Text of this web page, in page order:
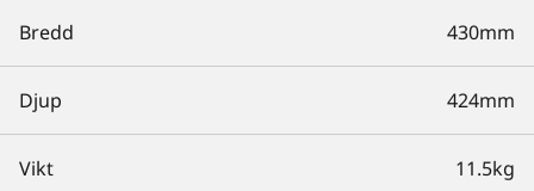
Bredd 430mm
Djup 424mm
Vikt 11.5kg